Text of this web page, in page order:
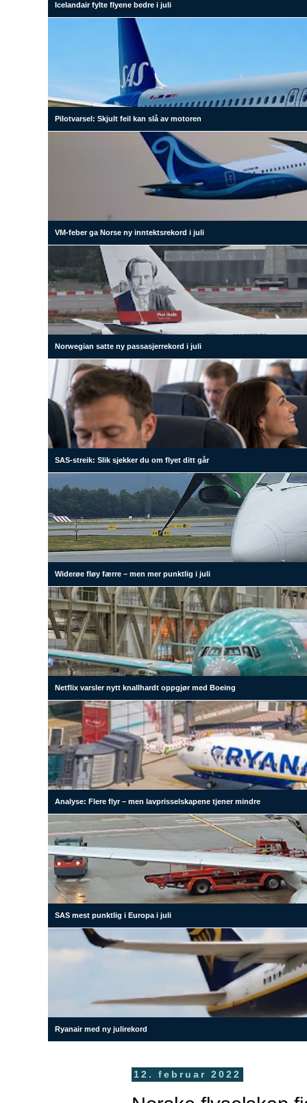
Icelandair fylte flyene bedre i juli
Pilotvarsel: Skjult feil kan slå av motoren
VM-feber ga Norse ny inntektsrekord i juli
Norwegian satte ny passasjerrekord i juli
SAS-streik: Slik sjekker du om flyet ditt går
Widerøe fløy færre – men mer punktlig i juli
Netflix varsler nytt knallhardt oppgjør med Boeing
Analyse: Flere flyr – men lavprisselskapene tjener mindre
SAS mest punktlig i Europa i juli
Ryanair med ny julirekord
12. februar 2022